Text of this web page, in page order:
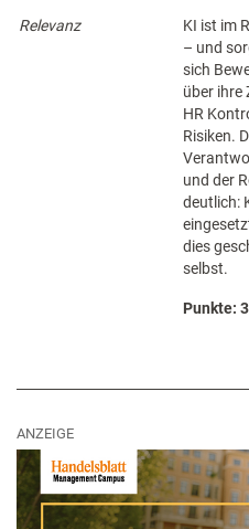
Relevanz
KI ist im
– und
sich
über ihre
HR
Risiken.
und der
deutlich:
dies
selbst.
Punkte:
ANZEIGE